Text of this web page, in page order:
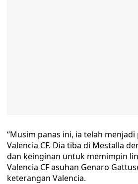
“Musim panas ini, ia telah
Valencia CF. Dia tiba di Mestalla
dan keinginan untuk memimpin
Valencia CF asuhan Genaro
keterangan Valencia.